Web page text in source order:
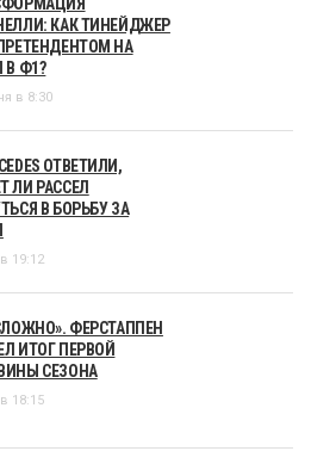
КАК ТИНЕЙДЖЕР
НА
В Ф1?
в 8:30
ОТВЕТИЛИ,
ЛИ РАССЕЛ
В БОРЬБУ ЗА
19:12
ФЕРСТАППЕН
ИТОГ ПЕРВОЙ
СЕЗОНА
18:15